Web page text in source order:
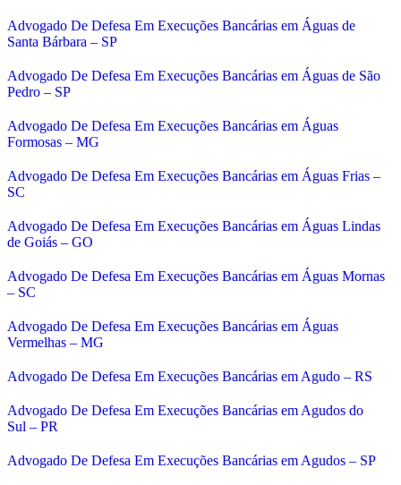
Advogado De Defesa Em Execuções Bancárias em Águas de
Santa Bárbara – SP
Advogado De Defesa Em Execuções Bancárias em Águas de São
Pedro – SP
Advogado De Defesa Em Execuções Bancárias em Águas
Formosas – MG
Advogado De Defesa Em Execuções Bancárias em Águas Frias –
SC
Advogado De Defesa Em Execuções Bancárias em Águas Lindas
de Goiás – GO
Advogado De Defesa Em Execuções Bancárias em Águas Mornas
– SC
Advogado De Defesa Em Execuções Bancárias em Águas
Vermelhas – MG
Advogado De Defesa Em Execuções Bancárias em Agudo – RS
Advogado De Defesa Em Execuções Bancárias em Agudos do
Sul – PR
Advogado De Defesa Em Execuções Bancárias em Agudos – SP